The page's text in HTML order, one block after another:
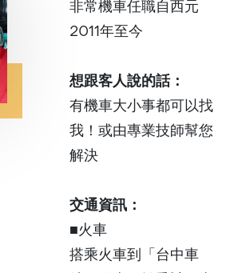
非常機車任職自西元
2011年至今
想跟客人說的話：
有機車大小事都可以找
我！或由專業技師幫您
解決
交通資訊：
■火車
搭乘火車到「台中車